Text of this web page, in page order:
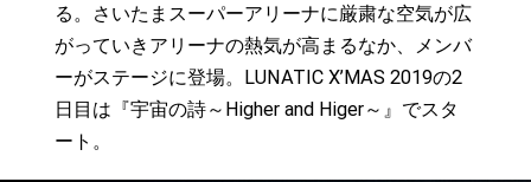
る。さいたまスーパーアリーナに厳粛な空気が広
がっていきアリーナの熱気が高まるなか、メンバ
ーがステージに登場。LUNATIC X’MAS 2019の2
日目は『宇宙の詩～Higher and Higer～』でスタ
ート。